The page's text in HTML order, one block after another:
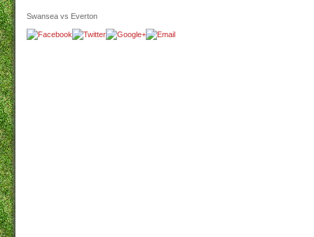
Swansea vs Everton